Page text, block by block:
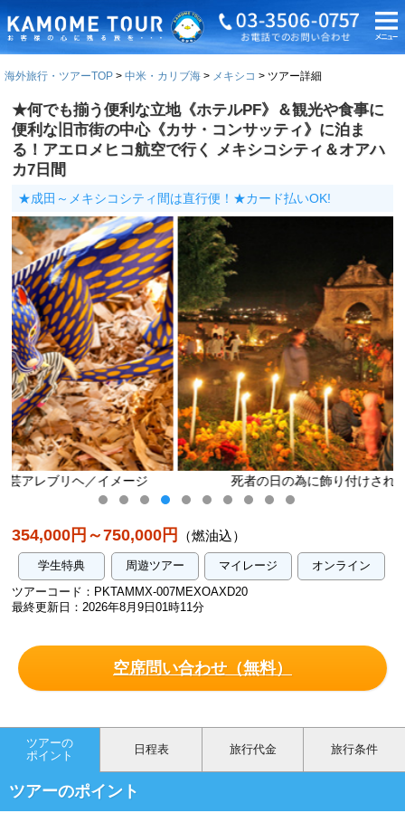
海外旅行・ツアーTOP 中米・カリブ海 メキシコ ツアー詳細
★何でも揃う便利な立地《ホテルPF》＆観光や食事に
便利な旧市街の中心《カサ・コンサッティ》に泊ま
る！アエロメヒコ航空で行く メキシコシティ＆オアハ
カ7日間
★成田～メキシコシティ間は直行便！★カード払いOK!
死者の日の為に飾り付けされた祭壇／イメージ
354,000円～750,000円 （燃油込）
学生特典 周遊ツアー マイレージ
オンライン
ツアーコード：PKTAMMX-007MEXOAXD20
最終更新日：2026年8月9日01時11分
空席問い合わせ（無料）
ツアーの
ポイント
日程表 旅行代金 旅行条件
ツアーのポイント